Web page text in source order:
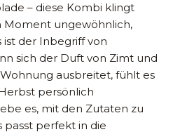
– diese Kombi klingt
Moment ungewöhnlich,
ist der Inbegriff von
sich der Duft von Zimt und
ausbreitet, fühlt es
persönlich
es, mit den Zutaten zu
passt perfekt in die